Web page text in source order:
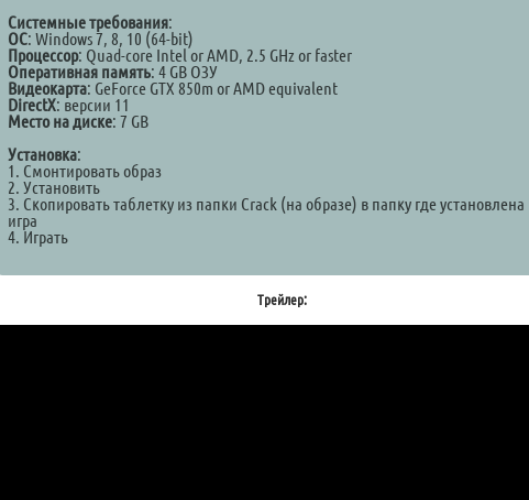
Системные требования:
ОС: Windows 7, 8, 10 (64-bit)
Процессор: Quad-core Intel or AMD, 2.5 GHz or faster
Оперативная память: 4 GB ОЗУ
Видеокарта: GeForce GTX 850m or AMD equivalent
DirectX: версии 11
Место на диске: 7 GB
Установка:
1. Смонтировать образ
2. Установить
3. Скопировать таблетку из папки Crack (на образе) в папку где установлена
игра
4. Играть
Трейлер: